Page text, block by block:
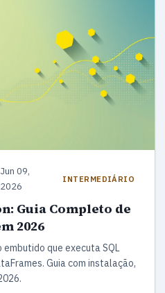
Jun 09,
2026
INTERMEDIÁRIO
Guia Completo de
2026
embutido que executa SQL
Guia com instalação,